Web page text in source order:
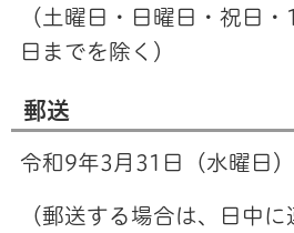
（土曜日・日曜日・祝日
日までを除く）
郵送
令和9年3月31日（水曜日
（郵送する場合は、日中